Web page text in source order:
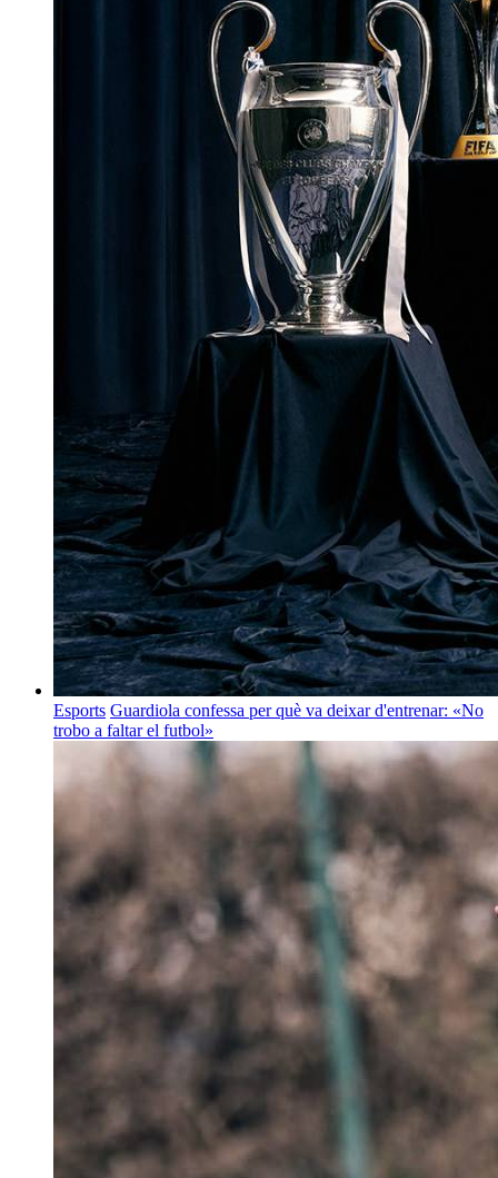
Esports Guardiola confessa per què va deixar d'entrenar: «No
trobo a faltar el futbol»